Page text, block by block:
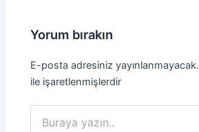
Yorum bırakın
E-posta adresiniz yayınlanmayacak.
ile işaretlenmişlerdir
yazın..